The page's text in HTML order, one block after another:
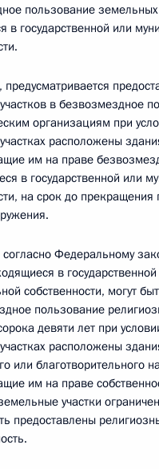
пользование земельных
в государственной или
предусматривается
в безвозмездное
организациям при
расположены
им на праве
в государственной или
на срок до прекращения
согласно Федеральному
в
собственности, могут
пользование
девяти лет при
расположены
или благотворительного
им на праве
участки
предоставлены